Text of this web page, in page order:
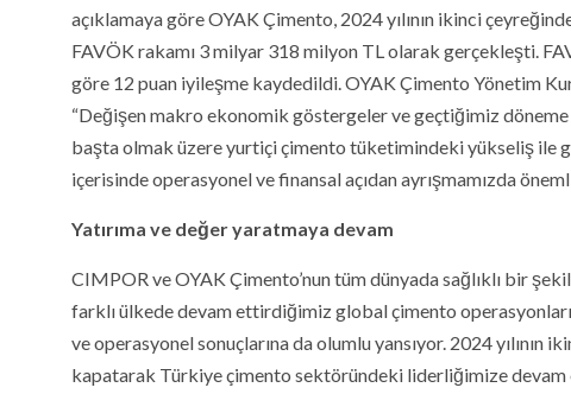
açıklamaya göre OYAK Çimento, 2024 yılının ikinci
FAVÖK rakamı 3 milyar 318 milyon TL olarak gerçekleşti.
göre 12 puan iyileşme kaydedildi. OYAK Çimento Yönetim
“Değişen makro ekonomik göstergeler ve geçtiğimiz
başta olmak üzere yurtiçi çimento tüketimindeki yükseliş ile
içerisinde operasyonel ve finansal açıdan ayrışmamızda
Yatırıma ve değer yaratmaya devam
CIMPOR ve OYAK Çimento’nun tüm dünyada sağlıklı bir
farklı ülkede devam ettirdiğimiz global çimento
ve operasyonel sonuçlarına da olumlu yansıyor. 2024
kapatarak Türkiye çimento sektöründeki liderliğimize devam